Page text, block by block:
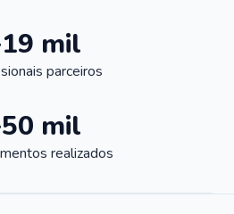
mil
parceiros
mil
realizados